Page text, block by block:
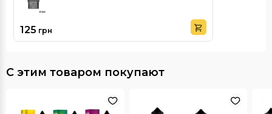
125 грн
С этим товаром покупают